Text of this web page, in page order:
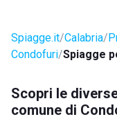
Spiagge.it Calabria
Condofuri Spiagge
Scopri le
comune di